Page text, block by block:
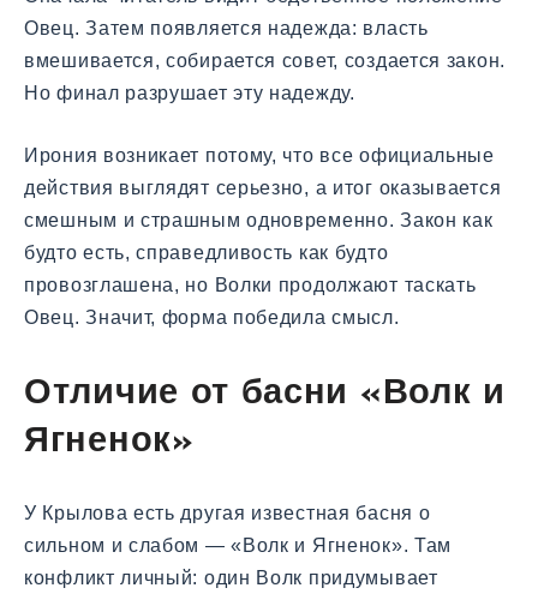
Овец. Затем появляется надежда: власть
вмешивается, собирается совет, создается закон.
Но финал разрушает эту надежду.
Ирония возникает потому, что все официальные
действия выглядят серьезно, а итог оказывается
смешным и страшным одновременно. Закон как
будто есть, справедливость как будто
провозглашена, но Волки продолжают таскать
Овец. Значит, форма победила смысл.
Отличие от басни «Волк и
Ягненок»
У Крылова есть другая известная басня о
сильном и слабом — «Волк и Ягненок». Там
конфликт личный: один Волк придумывает